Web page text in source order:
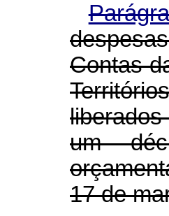
Contas
um
17 de